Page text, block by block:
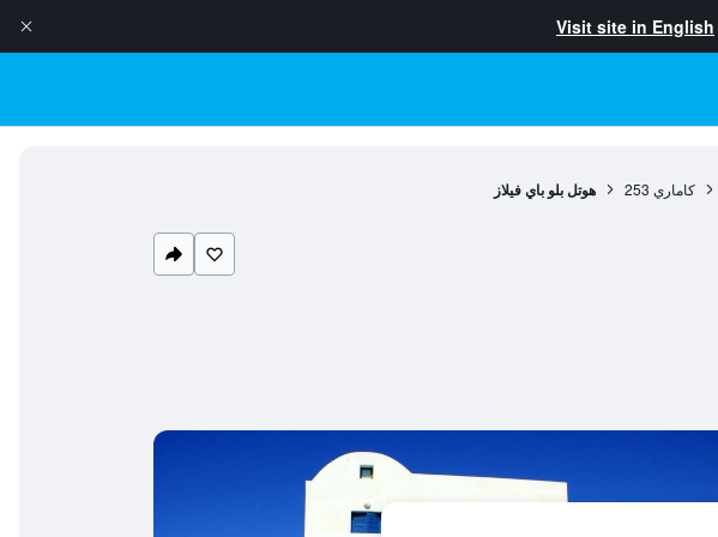
Visit site in English
كاماري 253 هوتل بلو باي فيلاز